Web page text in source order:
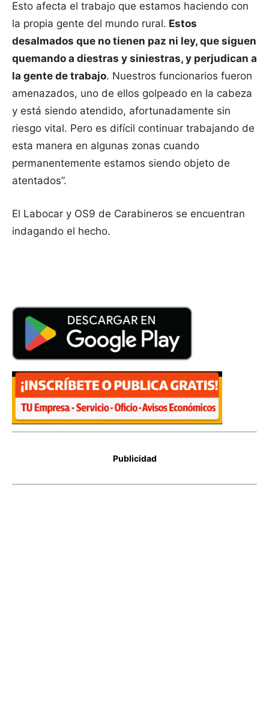
Esto afecta el trabajo que estamos haciendo con
la propia gente del mundo rural. Estos
desalmados que no tienen paz ni ley, que siguen
quemando a diestras y siniestras, y perjudican a
la gente de trabajo. Nuestros funcionarios fueron
amenazados, uno de ellos golpeado en la cabeza
y está siendo atendido, afortunadamente sin
riesgo vital. Pero es difícil continuar trabajando de
esta manera en algunas zonas cuando
permanentemente estamos siendo objeto de
atentados”.
El Labocar y OS9 de Carabineros se encuentran
indagando el hecho.
Publicidad